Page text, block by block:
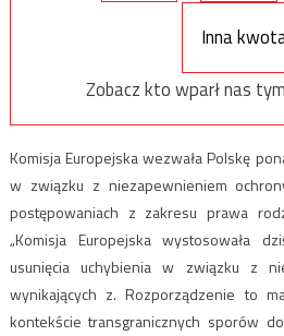
Inna
Zobacz kto wparł nas
Komisja Europejska wezwała Polskę
w związku z niezapewnieniem
postępowaniach z zakresu prawa
„Komisja Europejska wystosowała
usunięcia uchybienia w związku z
wynikających z. Rozporządzenie to
kontekście transgranicznych sporów